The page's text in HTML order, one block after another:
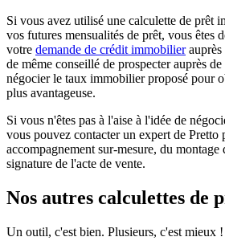
Si vous avez utilisé une calculette de prêt
vos futures mensualités de prêt, vous êtes
votre demande de crédit immobilierauprès
de même conseillé de prospecter auprès
négocier le taux immobilier proposé pour
plus avantageuse.
Si vous n'êtes pas à l'aise à l'idée de
vous pouvez contacter un expert de Pretto
accompagnement sur-mesure, du montage
signature de l'acte de vente.
Nos autres calculettes de
Un outil, c'est bien. Plusieurs, c'est mieux